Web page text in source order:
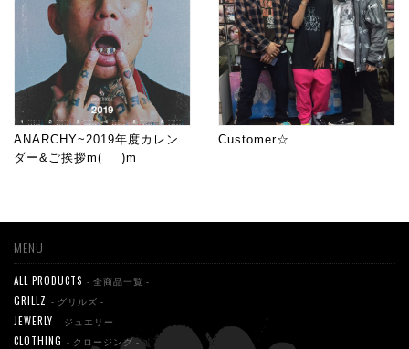
ANARCHY~2019年度カレン
ダー&ご挨拶m(_ _)m
Customer☆
MENU
ALL PRODUCTS - 全商品一覧 -
GRILLZ - グリルズ -
JEWERLY - ジュエリー -
CLOTHING - クロージング -